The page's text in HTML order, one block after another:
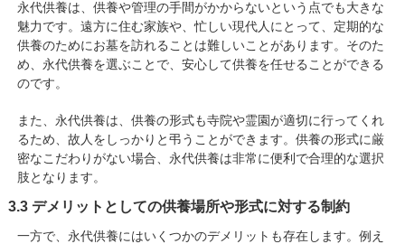
永代供養は、供養や管理の手間がかからないという点でも大きな
魅力です。遠方に住む家族や、忙しい現代人にとって、定期的な
供養のためにお墓を訪れることは難しいことがあります。そのた
め、永代供養を選ぶことで、安心して供養を任せることができる
のです。
また、永代供養は、供養の形式も寺院や霊園が適切に行ってくれ
るため、故人をしっかりと弔うことができます。供養の形式に厳
密なこだわりがない場合、永代供養は非常に便利で合理的な選択
肢となります。
3.3 デメリットとしての供養場所や形式に対する制約
一方で、永代供養にはいくつかのデメリットも存在します。例え